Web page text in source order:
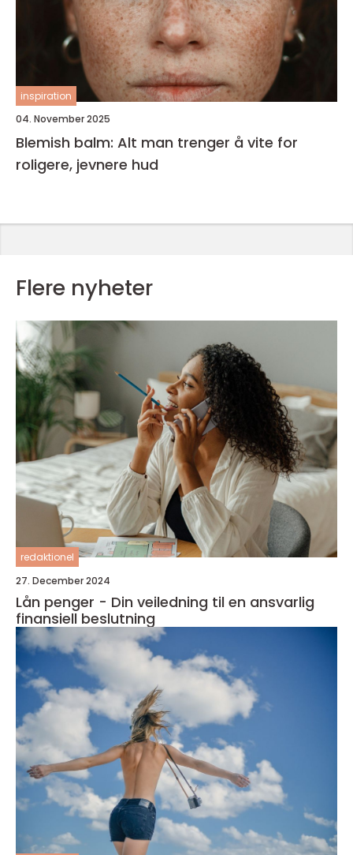
inspiration
04. November 2025
Blemish balm: Alt man trenger å vite for
roligere, jevnere hud
Flere nyheter
redaktionel
27. December 2024
Lån penger - Din veiledning til en ansvarlig
finansiell beslutning